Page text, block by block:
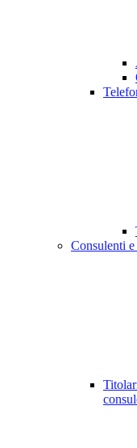
Consulenti